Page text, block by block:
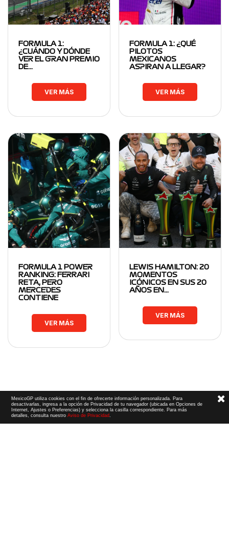
FORMULA 1:
¿CUÁNDO Y DÓNDE
VER EL GRAN PREMIO
DE…
VER MÁS
FORMULA 1: ¿QUÉ
PILOTOS
MEXICANOS
ASPIRAN A LLEGAR?
VER MÁS
FORMULA 1 POWER
RANKING: FERRARI
RETA, PERO
MERCEDES
CONTIENE
VER MÁS
LEWIS HAMILTON: 20
MOMENTOS
ICÓNICOS EN SUS 20
AÑOS EN…
VER MÁS
MexicoGP utiliza cookies con el fin de ofrecerte información personalizada. Para
desactivarlas, ingresa a la opción de Privacidad de tu navegador (ubicada en Opciones de
Internet, Ajustes o Preferencias) y selecciona la casilla correspondiente. Para más
detalles, consulta nuestroAviso de Privacidad.